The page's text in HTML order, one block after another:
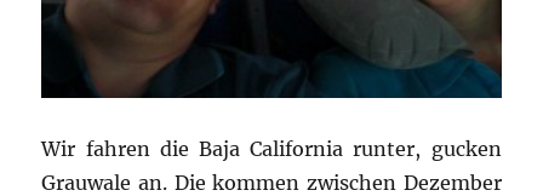
Wir fahren die Baja California runter, gucken
Grauwale an. Die kommen zwischen Dezember